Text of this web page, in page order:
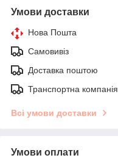
Умови доставки
Нова Пошта
Самовивіз
Доставка поштою
Транспортна компанія
Всі умови доставки
Умови оплати